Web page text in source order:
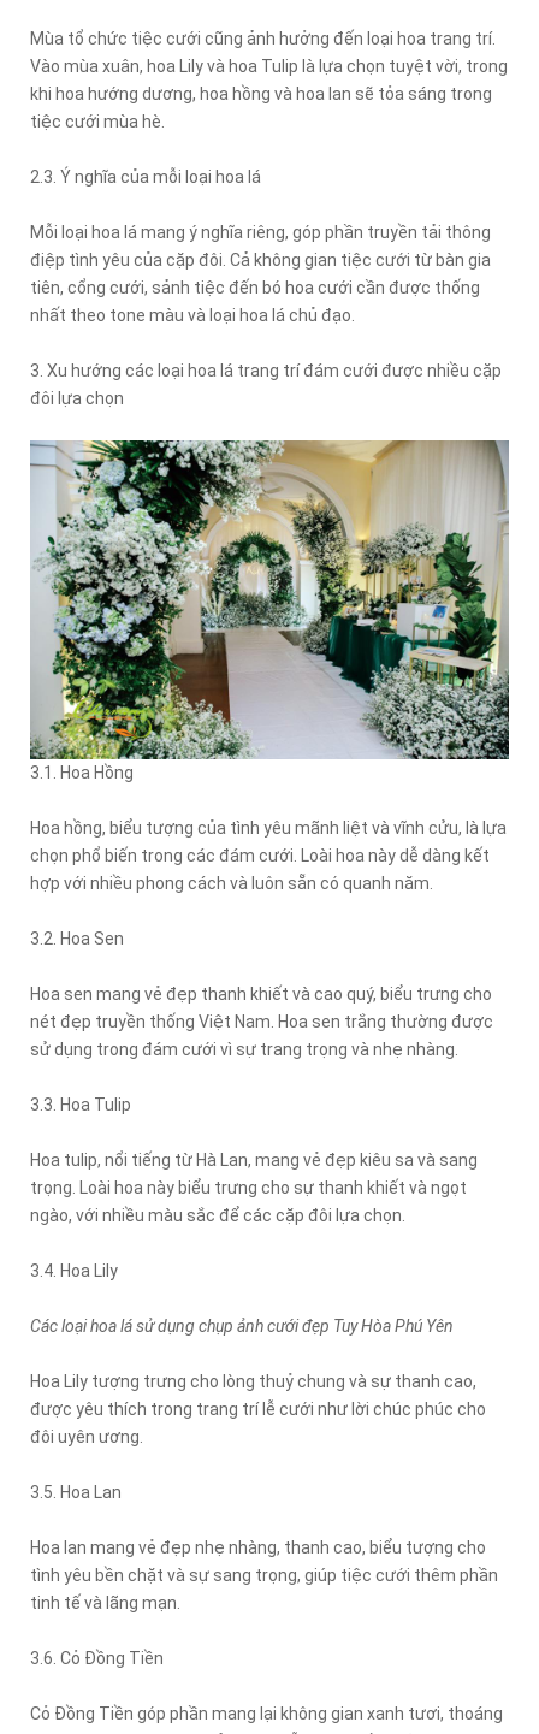
Mùa tổ chức tiệc cưới cũng ảnh hưởng đến loại hoa trang trí.
Vào mùa xuân, hoa Lily và hoa Tulip là lựa chọn tuyệt vời, trong
khi hoa hướng dương, hoa hồng và hoa lan sẽ tỏa sáng trong
tiệc cưới mùa hè.
2.3. Ý nghĩa của mỗi loại hoa lá
Mỗi loại hoa lá mang ý nghĩa riêng, góp phần truyền tải thông
điệp tình yêu của cặp đôi. Cả không gian tiệc cưới từ bàn gia
tiên, cổng cưới, sảnh tiệc đến bó hoa cưới cần được thống
nhất theo tone màu và loại hoa lá chủ đạo.
3. Xu hướng các loại hoa lá trang trí đám cưới được nhiều cặp
đôi lựa chọn
3.1. Hoa Hồng
Hoa hồng, biểu tượng của tình yêu mãnh liệt và vĩnh cửu, là lựa
chọn phổ biến trong các đám cưới. Loài hoa này dễ dàng kết
hợp với nhiều phong cách và luôn sẵn có quanh năm.
3.2. Hoa Sen
Hoa sen mang vẻ đẹp thanh khiết và cao quý, biểu trưng cho
nét đẹp truyền thống Việt Nam. Hoa sen trắng thường được
sử dụng trong đám cưới vì sự trang trọng và nhẹ nhàng.
3.3. Hoa Tulip
Hoa tulip, nổi tiếng từ Hà Lan, mang vẻ đẹp kiêu sa và sang
trọng. Loài hoa này biểu trưng cho sự thanh khiết và ngọt
ngào, với nhiều màu sắc để các cặp đôi lựa chọn.
3.4. Hoa Lily
Các loại hoa lá sử dụng chụp ảnh cưới đẹp Tuy Hòa Phú Yên
Hoa Lily tượng trưng cho lòng thuỷ chung và sự thanh cao,
được yêu thích trong trang trí lễ cưới như lời chúc phúc cho
đôi uyên ương.
3.5. Hoa Lan
Hoa lan mang vẻ đẹp nhẹ nhàng, thanh cao, biểu tượng cho
tình yêu bền chặt và sự sang trọng, giúp tiệc cưới thêm phần
tinh tế và lãng mạn.
3.6. Cỏ Đồng Tiền
Cỏ Đồng Tiền góp phần mang lại không gian xanh tươi, thoáng